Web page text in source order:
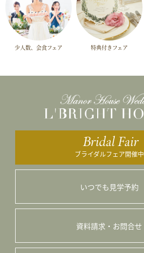
少人数、会食フェア 特典付きフェア
Bridal Fair
ブライダルフェア開催中
いつでも見学予約
資料請求・お問合せ